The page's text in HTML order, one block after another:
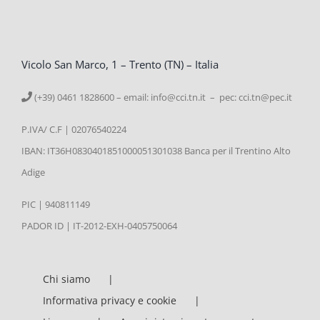
Vicolo San Marco, 1 – Trento (TN) – Italia
(+39) 0461 1828600 – email: info@cci.tn.it – pec: cci.tn@pec.it
P.IVA/ C.F | 02076540224
IBAN: IT36H0830401851000051301038 Banca per il Trentino Alto
Adige
PIC | 940811149
PADOR ID | IT-2012-EXH-0405750064
Chi siamo
Informativa privacy e cookie